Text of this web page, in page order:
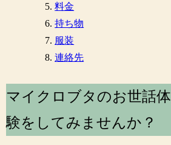
料金
持ち物
服装
連絡先
マイクロブタのお世話体
験をしてみませんか？